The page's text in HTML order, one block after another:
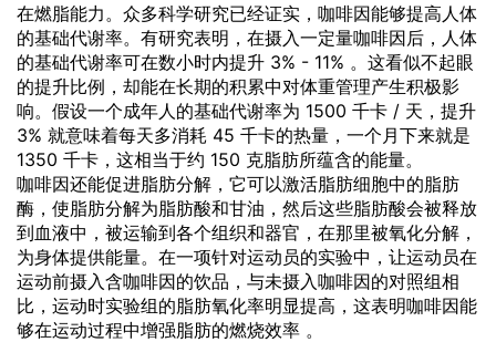
在燃脂能力。众多科学研究已经证实，咖啡因能够提高人体
的基础代谢率。有研究表明，在摄入一定量咖啡因后，人体
的基础代谢率可在数小时内提升 3% - 11% 。这看似不起眼
的提升比例，却能在长期的积累中对体重管理产生积极影
响。假设一个成年人的基础代谢率为 1500 千卡 / 天，提升
3% 就意味着每天多消耗 45 千卡的热量，一个月下来就是
1350 千卡，这相当于约 150 克脂肪所蕴含的能量。
咖啡因还能促进脂肪分解，它可以激活脂肪细胞中的脂肪
酶，使脂肪分解为脂肪酸和甘油，然后这些脂肪酸会被释放
到血液中，被运输到各个组织和器官，在那里被氧化分解，
为身体提供能量。在一项针对运动员的实验中，让运动员在
运动前摄入含咖啡因的饮品，与未摄入咖啡因的对照组相
比，运动时实验组的脂肪氧化率明显提高，这表明咖啡因能
够在运动过程中增强脂肪的燃烧效率 。